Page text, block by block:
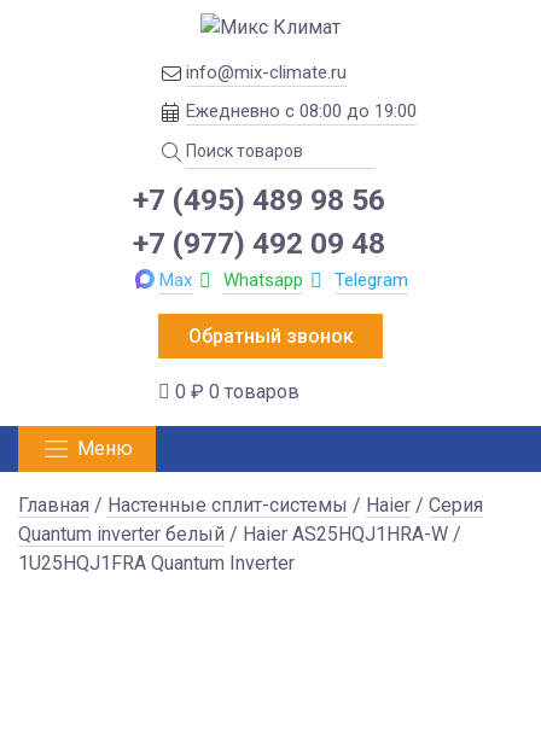
info@mix-climate.ru
Ежедневно с 08:00 до 19:00
+7 (495) 489 98 56
+7 (977) 492 09 48
Max Whatsapp Telegram
Обратный звонок
0 ₽ 0 товаров
Меню
Главная / Настенные сплит-системы / Haier / Серия
Quantum inverter белый / Haier AS25HQJ1HRA-W /
1U25HQJ1FRA Quantum Inverter